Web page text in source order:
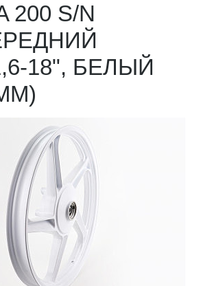
200 S/N
18", БЕЛЫЙ